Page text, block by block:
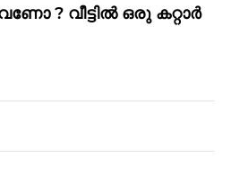
? വീട്ടിൽ ഒരു കറ്റാർ